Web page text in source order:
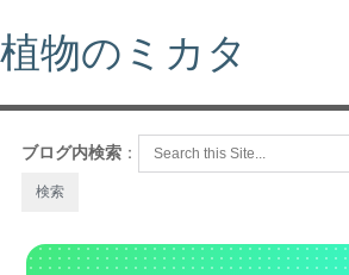
植物のミカタ
ブログ内検索 ：